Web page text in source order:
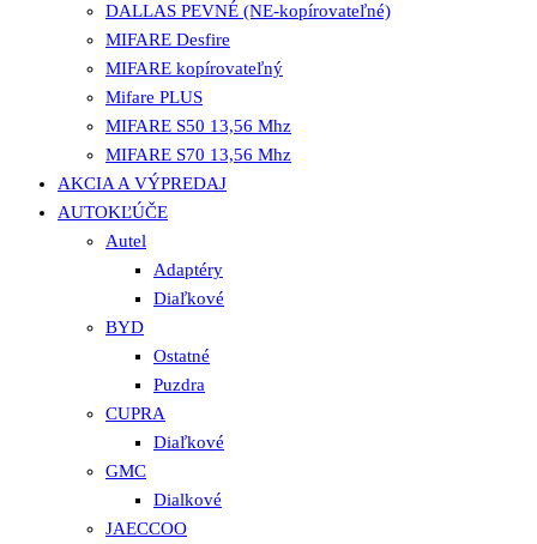
DALLAS PEVNÉ (NE-kopírovateľné)
MIFARE Desfire
MIFARE kopírovateľný
Mifare PLUS
MIFARE S50 13,56 Mhz
MIFARE S70 13,56 Mhz
AKCIA A VÝPREDAJ
AUTOKĽÚČE
Autel
Adaptéry
Diaľkové
BYD
Ostatné
Puzdra
CUPRA
Diaľkové
GMC
Dialkové
JAECCOO